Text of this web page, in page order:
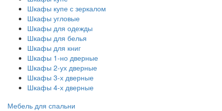
Шкафы купе с зеркалом
Шкафы угловые
Шкафы для одежды
Шкафы для белья
Шкафы для книг
Шкафы 1-но дверные
Шкафы 2-ух дверные
Шкафы 3-х дверные
Шкафы 4-х дверные
Мебель для спальни